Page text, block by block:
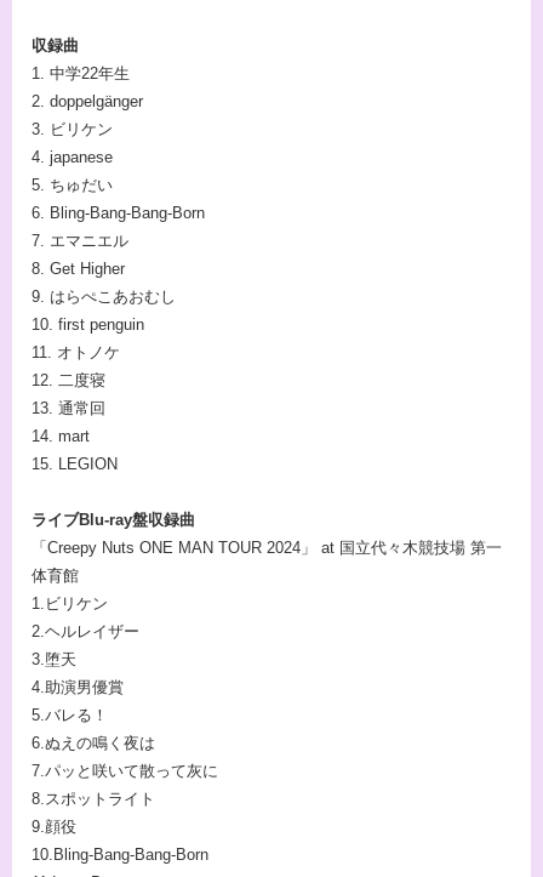
収録曲
1. 中学22年生
2. doppelgänger
3. ビリケン
4. japanese
5. ちゅだい
6. Bling-Bang-Bang-Born
7. エマニエル
8. Get Higher
9. はらぺこあおむし
10. first penguin
11. オトノケ
12. 二度寝
13. 通常回
14. mart
15. LEGION
ライブBlu-ray盤収録曲
「Creepy Nuts ONE MAN TOUR 2024」 at 国立代々木競技場 第一
体育館
1.ビリケン
2.ヘルレイザー
3.堕天
4.助演男優賞
5.バレる！
6.ぬえの鳴く夜は
7.パッと咲いて散って灰に
8.スポットライト
9.顔役
10.Bling-Bang-Bang-Born